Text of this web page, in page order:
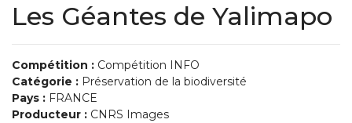
Les Géantes de Yalimapo
Compétition : Compétition INFO
Catégorie : Préservation de la biodiversité
Pays : FRANCE
Producteur : CNRS Images